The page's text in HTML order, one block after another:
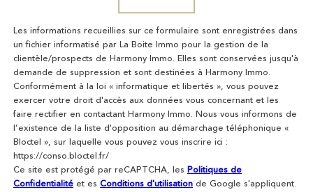
Les informations recueillies sur ce formulaire sont enregistrées dans
un fichier informatisé par La Boite Immo pour la gestion de la
clientèle/prospects de Harmony Immo. Elles sont conservées jusqu'à
demande de suppression et sont destinées à Harmony Immo.
Conformément à la loi « informatique et libertés », vous pouvez
exercer votre droit d'accès aux données vous concernant et les
faire rectifier en contactant Harmony Immo. Nous vous informons de
l’existence de la liste d'opposition au démarchage téléphonique «
Bloctel », sur laquelle vous pouvez vous inscrire ici :
https://conso.bloctel.fr/
Ce site est protégé par reCAPTCHA, les Politiques de
Confidentialité et es Conditions d'utilisation de Google s'appliquent.